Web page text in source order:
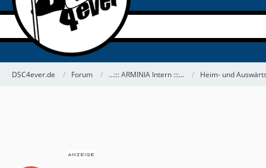
DSC4ever.de Forum ...::: ARMINIA Intern :::... Heim- und